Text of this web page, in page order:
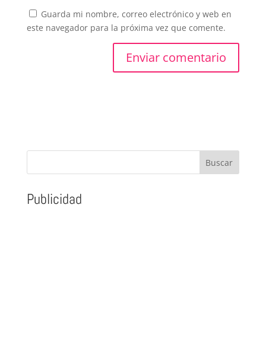
Guarda mi nombre, correo electrónico y web en
este navegador para la próxima vez que comente.
Publicidad